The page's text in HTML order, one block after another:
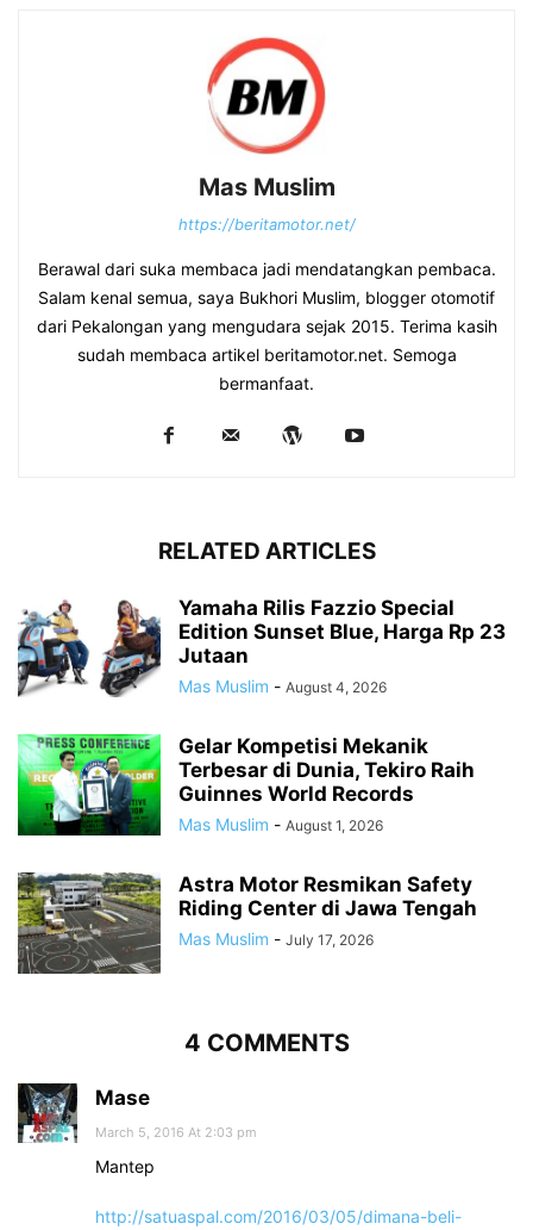
Mas Muslim
https://beritamotor.net/
Berawal dari suka membaca jadi mendatangkan pembaca.
Salam kenal semua, saya Bukhori Muslim, blogger otomotif
dari Pekalongan yang mengudara sejak 2015. Terima kasih
sudah membaca artikel beritamotor.net. Semoga
bermanfaat.
RELATED ARTICLES
Yamaha Rilis Fazzio Special
Edition Sunset Blue, Harga Rp 23
Jutaan
Mas Muslim - August 4, 2026
Gelar Kompetisi Mekanik
Terbesar di Dunia, Tekiro Raih
Guinnes World Records
Mas Muslim - August 1, 2026
Astra Motor Resmikan Safety
Riding Center di Jawa Tengah
Mas Muslim - July 17, 2026
4 COMMENTS
Mase
March 5, 2016 At 2:03 pm
Mantep
http://satuaspal.com/2016/03/05/dimana-beli-